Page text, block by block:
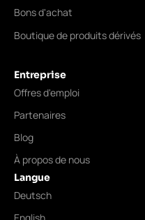
Bons d'achat
Boutique de produits dérivés
Entreprise
Offres d'emploi
Partenaires
Blog
À propos de nous
Langue
Deutsch